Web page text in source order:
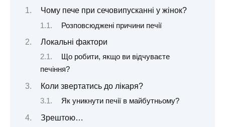
Чому пече при сечовипусканні у жінок?
Розповсюджені причини печії
Локальні фактори
Що робити, якщо ви відчуваєте
печіння?
Коли звертатись до лікаря?
Як уникнути печії в майбутньому?
Зрештою…